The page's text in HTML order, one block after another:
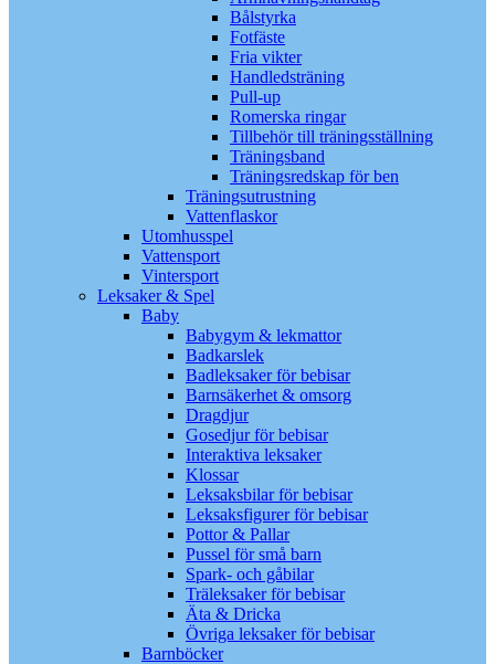
Bålstyrka
Fotfäste
Fria vikter
Handledsträning
Pull-up
Romerska ringar
Tillbehör till träningsställning
Träningsband
Träningsredskap för ben
Träningsutrustning
Vattenflaskor
Utomhusspel
Vattensport
Vintersport
Leksaker & Spel
Baby
Babygym & lekmattor
Badkarslek
Badleksaker för bebisar
Barnsäkerhet & omsorg
Dragdjur
Gosedjur för bebisar
Interaktiva leksaker
Klossar
Leksaksbilar för bebisar
Leksaksfigurer för bebisar
Pottor & Pallar
Pussel för små barn
Spark- och gåbilar
Träleksaker för bebisar
Äta & Dricka
Övriga leksaker för bebisar
Barnböcker